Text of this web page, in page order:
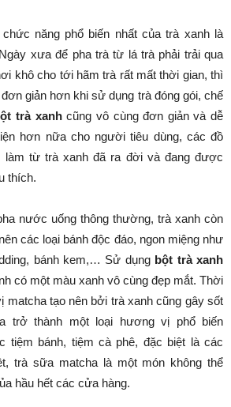
năng phổ biến nhất của trà xanh là
xưa để pha trà từ lá trà phải trải qua
khô cho tới hãm trà rất mất thời gian, thì
giản hơn khi sử dụng trà đóng gói, chế
trà xanhcũng vô cùng đơn giản và dễ
hơn nữa cho người tiêu dùng, các đồ
làm từ trà xanh đã ra đời và đang được
thích.
nước uống thông thường, trà xanh còn
các loại bánh độc đáo, ngon miệng như
bánh kem,… Sử dụng bột trà xanh
có một màu xanh vô cùng đẹp mắt. Thời
matcha tạo nên bởi trà xanh cũng gây sốt
trở thành một loại hương vị phổ biến
tiệm bánh, tiệm cà phê, đặc biệt là các
trà sữa matcha là một món không thể
hầu hết các cửa hàng.